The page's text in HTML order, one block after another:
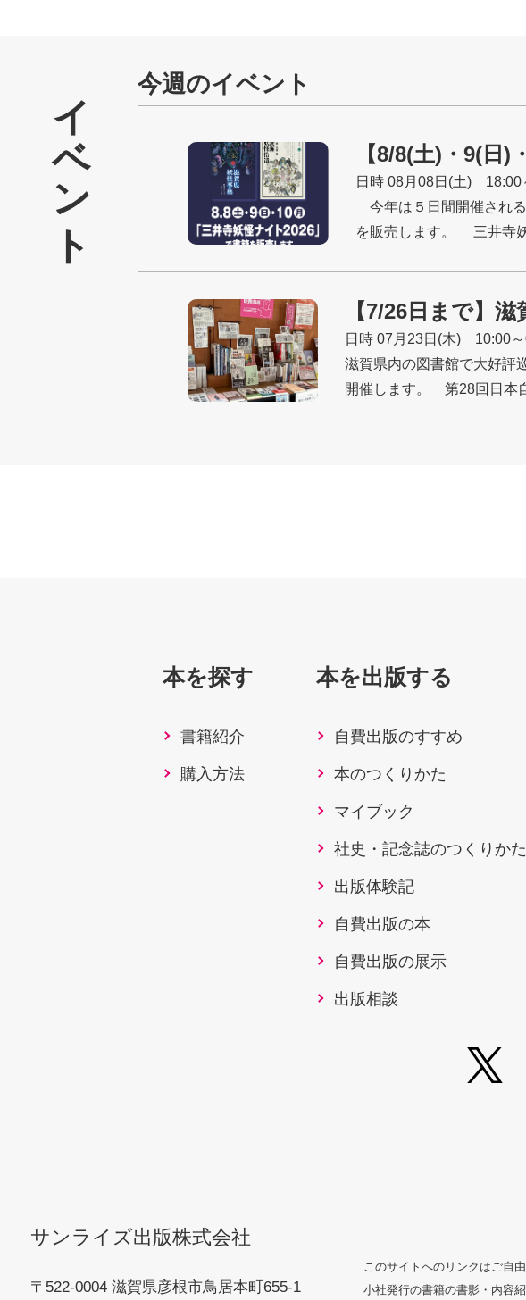
イベント 今週のイベント
【8/8(土)・9(日
日時 08月08日(土)
今年は５日間開催され
を販売します。 三井
【7/26日まで】
日時 07月23日(木) 10:00
滋賀県内の図書館で大好評
開催します。 第28回日本
本を探す
書籍紹介
購入方法
本を出版する
自費出版のすすめ
本のつくりかた
マイブック
社史・記念誌のつくりかた
出版体験記
自費出版の本
自費出版の展示
出版相談
サンライズ出版株式会社
〒522-0004 滋賀県彦根市鳥居本町655-1
このサイトへのリンクはご自
小社発行の書籍の書影・内容